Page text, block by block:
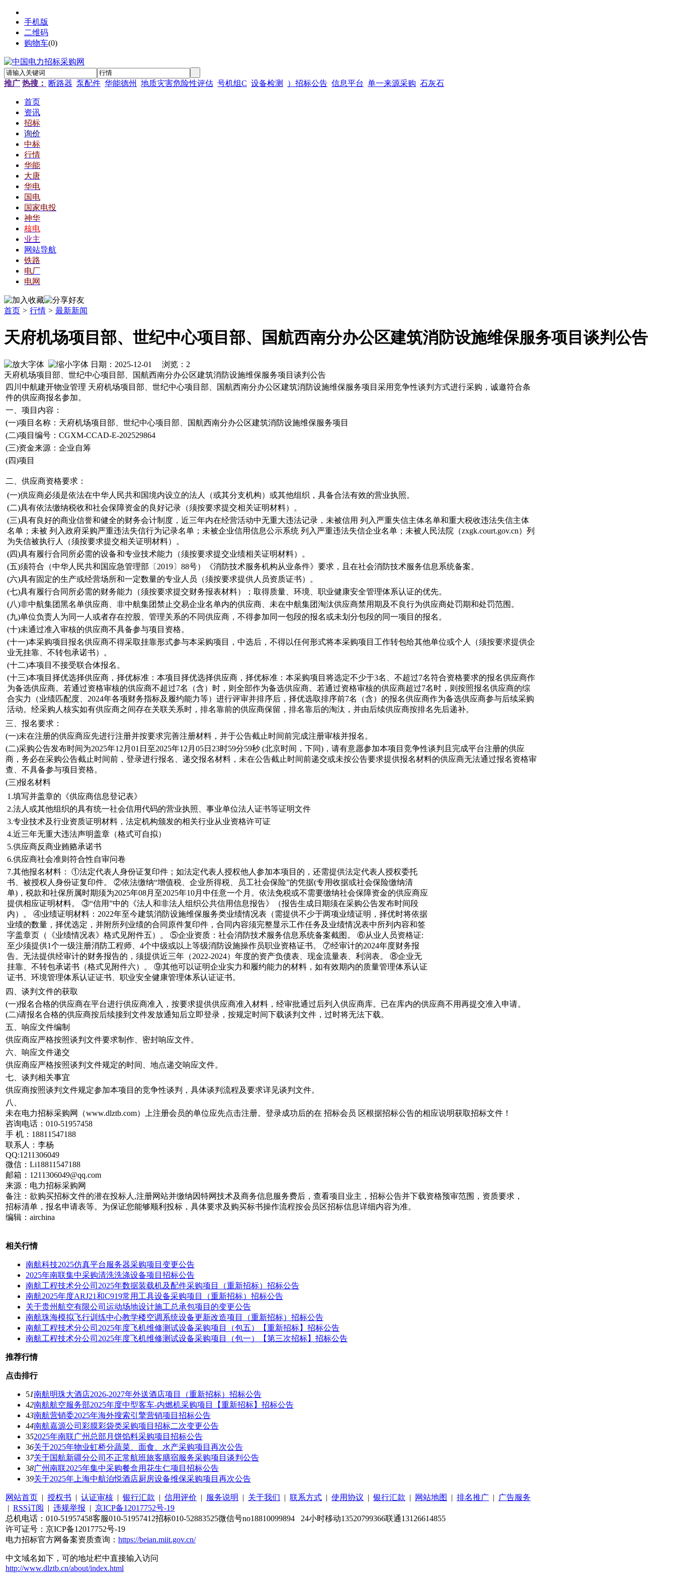
手机版
二维码
购物车(0)
推广 热搜： 断路器 泵配件 华能德州 地质灾害危险性评估 号机组C 设备检测 ）招标公告 信息平台 单一来源采购 石灰石
首页
资讯
招标
询价
中标
行情
华能
大唐
华电
国电
国家电投
神华
核电
业主
网站导航
铁路
电厂
电网
首页 > 行情 > 最新新闻
天府机场项目部、世纪中心项目部、国航西南分办公区建筑消防设施维保服务项目谈判公告
日期：2025-12-01 浏览： 2
天府机场项目部、世纪中心项目部、国航西南分办公区建筑消防设施维保服务项目谈判公告
四川中航建开物业管理 天府机场项目部、世纪中心项目部、国航西南分办公区建筑消防设施维保服务项目采用竞争性谈判方式进行采购，诚邀符合条
件的供应商报名参加。
一、项目内容：
(一)项目名称：天府机场项目部、世纪中心项目部、国航西南分办公区建筑消防设施维保服务项目
(二)项目编号：CGXM-CCAD-E-202529864
(三)资金来源：企业自筹
(四)项目
二、供应商资格要求：
(一)供应商必须是依法在中华人民共和国境内设立的法人（或其分支机构）或其他组织，具备合法有效的营业执照。
(二)具有依法缴纳税收和社会保障资金的良好记录（须按要求提交相关证明材料）。
(三)具有良好的商业信誉和健全的财务会计制度，近三年内在经营活动中无重大违法记录，未被信用 列入严重失信主体名单和重大税收违法失信主体
名单；未被 列入政府采购严重违法失信行为记录名单；未被企业信用信息公示系统 列入严重违法失信企业名单；未被人民法院（zxgk.court.gov.cn）列
为失信被执行人（须按要求提交相关证明材料）。
(四)具有履行合同所必需的设备和专业技术能力（须按要求提交业绩相关证明材料）。
(五)须符合（中华人民共和国应急管理部〔2019〕88号）《消防技术服务机构从业条件》要求，且在社会消防技术服务信息系统备案。
(六)具有固定的生产或经营场所和一定数量的专业人员（须按要求提供人员资质证书）。
(七)具有履行合同所必需的财务能力（须按要求提交财务报表材料）；取得质量、环境、职业健康安全管理体系认证的优先。
(八)非中航集团黑名单供应商、非中航集团禁止交易企业名单内的供应商、未在中航集团淘汰供应商禁用期及不良行为供应商处罚期和处罚范围。
(九)单位负责人为同一人或者存在控股、管理关系的不同供应商，不得参加同一包段的报名或未划分包段的同一项目的报名。
(十)未通过准入审核的供应商不具备参与项目资格。
(十一)本采购项目报名供应商不得采取挂靠形式参与本采购项目，中选后，不得以任何形式将本采购项目工作转包给其他单位或个人（须按要求提供企
业无挂靠、不转包承诺书）。
(十二)本项目不接受联合体报名。
(十三)本项目择优选择供应商，择优标准：本项目择优选择供应商，择优标准：本采购项目将选定不少于3名、不超过7名符合资格要求的报名供应商作
为备选供应商。若通过资格审核的供应商不超过7名（含）时，则全部作为备选供应商。若通过资格审核的供应商超过7名时，则按照报名供应商的综
合实力（业绩匹配度、2024年各项财务指标及履约能力等）进行评审并排序后，择优选取排序前7名（含）的报名供应商作为备选供应商参与后续采购
活动。经采购人核实如有供应商之间存在关联关系时，排名靠前的供应商保留，排名靠后的淘汰，并由后续供应商按排名先后递补。
三、报名要求：
(一)未在注册的供应商应先进行注册并按要求完善注册材料，并于公告截止时间前完成注册审核并报名。
(二)采购公告发布时间为2025年12月01日至2025年12月05日23时59分59秒 (北京时间，下同)，请有意愿参加本项目竞争性谈判且完成平台注册的供应
商，务必在采购公告截止时间前，登录进行报名、递交报名材料，未在公告截止时间前递交或未按公告要求提供报名材料的供应商无法通过报名资格审
查、不具备参与项目资格。
(三)报名材料
1.填写并盖章的《供应商信息登记表》
2.法人或其他组织的具有统一社会信用代码的营业执照、事业单位法人证书等证明文件
3.专业技术及行业资质证明材料，法定机构颁发的相关行业从业资格许可证
4.近三年无重大违法声明盖章（格式可自拟）
5.供应商反商业贿赂承诺书
6.供应商社会准则符合性自审问卷
7.其他报名材料： ①法定代表人身份证复印件；如法定代表人授权他人参加本项目的，还需提供法定代表人授权委托
书、被授权人身份证复印件。 ②依法缴纳“增值税、企业所得税、员工社会保险”的凭据(专用收据或社会保险缴纳清
单)，税款和社保所属时期须为2025年08月至2025年10月中任意一个月。依法免税或不需要缴纳社会保障资金的供应商应
提供相应证明材料。 ③“信用”中的《法人和非法人组织公共信用信息报告》（报告生成日期须在采购公告发布时间段
内）。 ④业绩证明材料：2022年至今建筑消防设施维保服务类业绩情况表（需提供不少于两项业绩证明，择优时将依据
业绩的数量，择优选定，并附所列业绩的合同原件复印件，合同内容须完整显示工作任务及业绩情况表中所列内容和签
字盖章页（《业绩情况表》格式见附件五）。 ⑤企业资质：社会消防技术服务信息系统备案截图。 ⑥从业人员资格证:
至少须提供1个一级注册消防工程师、4个中级或以上等级消防设施操作员职业资格证书。 ⑦经审计的2024年度财务报
告。无法提供经审计的财务报告的，须提供近三年（2022-2024）年度的资产负债表、现金流量表、利润表。 ⑧企业无
挂靠、不转包承诺书（格式见附件六）。 ⑨其他可以证明企业实力和履约能力的材料，如有效期内的质量管理体系认证
证书、环境管理体系认证证书、职业安全健康管理体系认证证书。
四、谈判文件的获取
(一)报名合格的供应商在平台进行供应商准入，按要求提供供应商准入材料，经审批通过后列入供应商库。已在库内的供应商不用再提交准入申请。
(二)请报名合格的供应商按后续接到文件发放通知后立即登录，按规定时间下载谈判文件，过时将无法下载。
五、响应文件编制
供应商应严格按照谈判文件要求制作、密封响应文件。
六、响应文件递交
供应商应严格按照谈判文件规定的时间、地点递交响应文件。
七、谈判相关事宜
供应商按照谈判文件规定参加本项目的竞争性谈判，具体谈判流程及要求详见谈判文件。
八、
未在电力招标采购网（www.dlztb.com）上注册会员的单位应先点击注册。登录成功后的在 招标会员 区根据招标公告的相应说明获取招标文件！
咨询电话：010-51957458
手 机：18811547188
联系人：李杨
QQ:1211306049
微信：Li18811547188
邮箱：1211306049@qq.com
来源：电力招标采购网
备注：欲购买招标文件的潜在投标人,注册网站并缴纳因特网技术及商务信息服务费后，查看项目业主，招标公告并下载资格预审范围，资质要求，
招标清单，报名申请表等。为保证您能够顺利投标，具体要求及购买标书操作流程按会员区招标信息详细内容为准。
编辑：airchina
相关行情
南航科技2025仿真平台服务器采购项目变更公告
2025年南联集中采购清洗洗涤设备项目招标公告
南航工程技术分公司2025年数据装载机及配件采购项目（重新招标）招标公告
南航2025年度ARJ21和C919常用工具设备采购项目（重新招标）招标公告
关于贵州航空有限公司运动场地设计施工总承包项目的变更公告
南航珠海模拟飞行训练中心教学楼空调系统设备更新改造项目（重新招标）招标公告
南航工程技术分公司2025年度飞机维修测试设备采购项目（包五）【重新招标】招标公告
南航工程技术分公司2025年度飞机维修测试设备采购项目（包一）【第三次招标】招标公告
推荐行情
点击排行
51南航明珠大酒店2026-2027年外送酒店项目（重新招标）招标公告
42南航航空服务部2025年度中型客车-内燃机采购项目【重新招标】招标公告
43南航营销委2025年海外搜索引擎营销项目招标公告
44南航嘉源公司彩膜彩袋类采购项目招标二次变更公告
352025年南联广州总部月饼馅料采购项目招标公告
36关于2025年物业虹桥分蔬菜、面食、水产采购项目再次公告
37关于国航新疆分公司不正常航班旅客膳宿服务采购项目谈判公告
38广州南联2025年集中采购餐盒用花生仁项目招标公告
39关于2025年上海中航泊悦酒店厨房设备维保采购项目再次公告
网站首页 | 授权书 | 认证审核 | 银行汇款 | 信用评价 | 服务说明 | 关于我们 | 联系方式 | 使用协议 | 银行汇款 | 网站地图 | 排名推广 |
广告服务
| RSS订阅 | 违规举报 | 京ICP备12017752号-19
总机电话：010-51957458客服010-51957412招标010-52883525微信号no18810099894 24小时移动13520799366联通13126614855
许可证号：京ICP备12017752号-19
电力招标官方网备案资质查询： https://beian.miit.gov.cn/
中文域名如下，可的地址栏中直接输入访问
http://www.dlztb.cn/about/index.html